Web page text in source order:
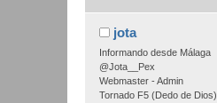
jota
Informando desde Málaga
@Jota__Pex
Webmaster - Admin
Tornado F5 (Dedo de Dios)